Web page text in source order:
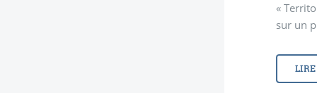
«
sur un